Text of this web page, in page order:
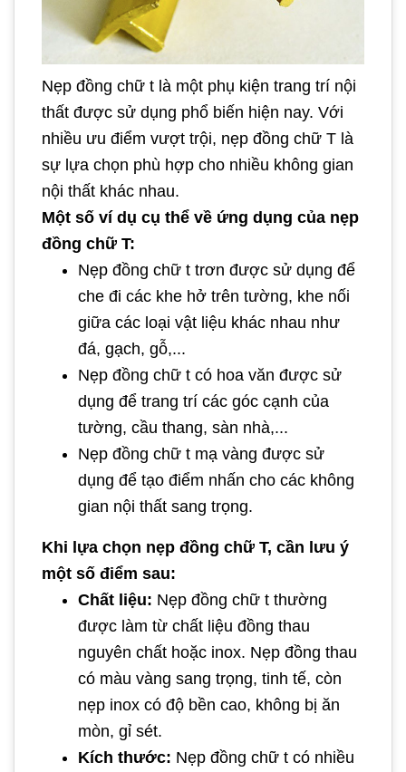
Nẹp đồng chữ t là một phụ kiện trang trí nội
thất được sử dụng phổ biến hiện nay. Với
nhiều ưu điểm vượt trội, nẹp đồng chữ T là
sự lựa chọn phù hợp cho nhiều không gian
nội thất khác nhau.
Một số ví dụ cụ thể về ứng dụng của nẹp
đồng chữ T:
Nẹp đồng chữ t trơn được sử dụng để
che đi các khe hở trên tường, khe nối
giữa các loại vật liệu khác nhau như
đá, gạch, gỗ,...
Nẹp đồng chữ t có hoa văn được sử
dụng để trang trí các góc cạnh của
tường, cầu thang, sàn nhà,...
Nẹp đồng chữ t mạ vàng được sử
dụng để tạo điểm nhấn cho các không
gian nội thất sang trọng.
Khi lựa chọn nẹp đồng chữ T, cần lưu ý
một số điểm sau:
Chất liệu: Nẹp đồng chữ t thường
được làm từ chất liệu đồng thau
nguyên chất hoặc inox. Nẹp đồng thau
có màu vàng sang trọng, tinh tế, còn
nẹp inox có độ bền cao, không bị ăn
mòn, gỉ sét.
Kích thước: Nẹp đồng chữ t có nhiều